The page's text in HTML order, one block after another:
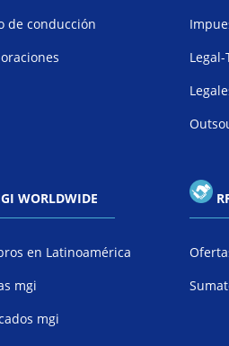
de conducción
WORLDWIDE
en Latinoamérica
mgi
mgi